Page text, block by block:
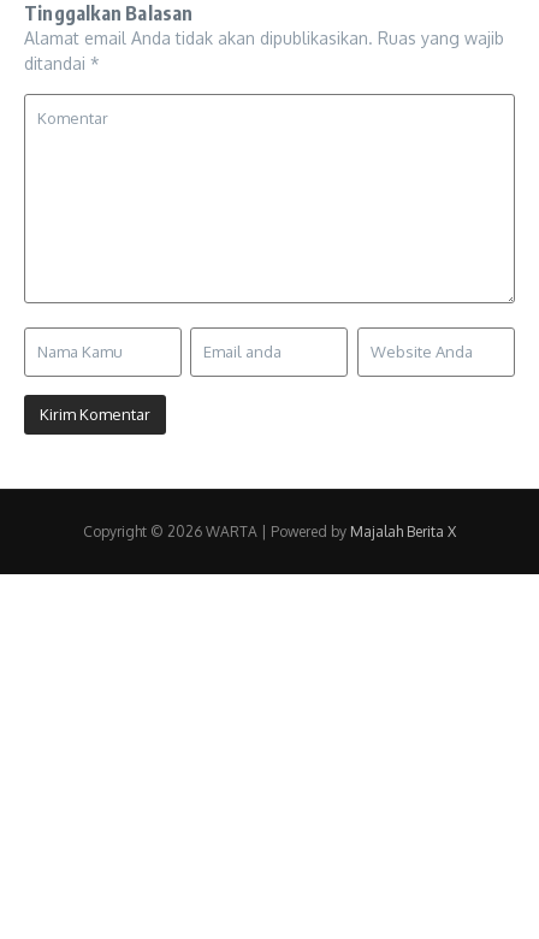
Tinggalkan Balasan
Alamat email Anda tidak akan dipublikasikan. Ruas yang wajib
ditandai *
Copyright © 2026 WARTA | Powered by Majalah Berita X